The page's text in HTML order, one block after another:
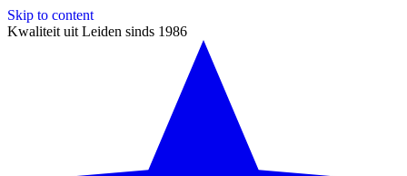
Skip to content
Kwaliteit uit Leiden sinds 1986
×